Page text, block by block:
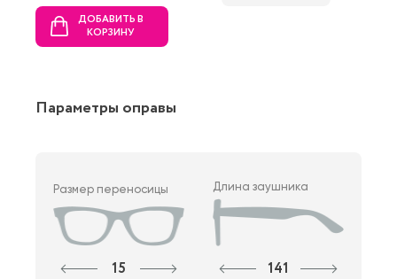
ДОБАВИТЬ В
КОРЗИНУ
Параметры оправы
Размер переносицы
15
Длина заушника
141